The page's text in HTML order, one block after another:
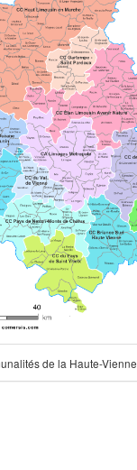
de la Haute-Vienne